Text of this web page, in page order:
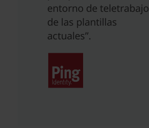
entorno de teletrabajo
de las plantillas
actuales”.